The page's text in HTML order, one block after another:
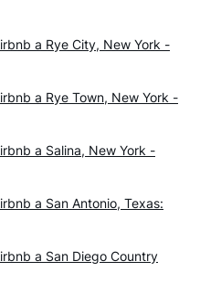
a Rye City, New York -
a Rye Town, New York -
a Salina, New York -
a San Antonio, Texas:
a San Diego Country